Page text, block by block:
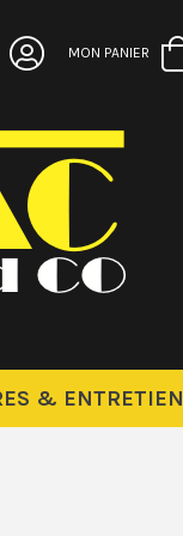
MON PANIER
& ENTRETIEN